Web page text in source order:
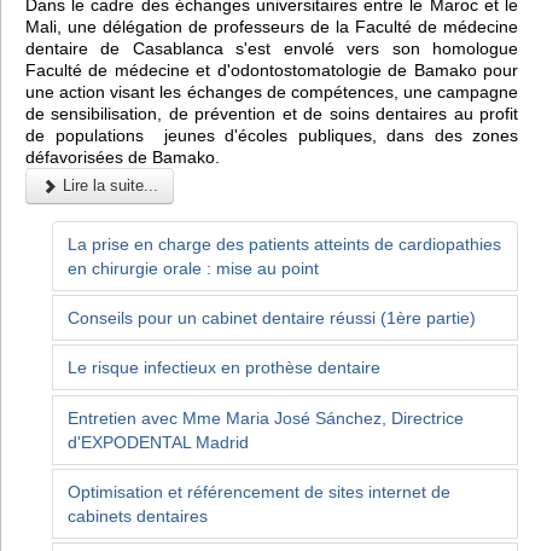
Dans le cadre des échanges universitaires entre le Maroc et le
Mali, une délégation de professeurs de la Faculté de médecine
dentaire de Casablanca s'est envolé vers son homologue
Faculté de médecine et d'odontostomatologie de Bamako pour
une action visant les échanges de compétences, une campagne
de sensibilisation, de prévention et de soins dentaires au profit
de populations jeunes d'écoles publiques, dans des zones
défavorisées de Bamako.
Lire la suite...
La prise en charge des patients atteints de cardiopathies
en chirurgie orale : mise au point
Conseils pour un cabinet dentaire réussi (1ère partie)
Le risque infectieux en prothèse dentaire
Entretien avec Mme Maria José Sánchez, Directrice
d'EXPODENTAL Madrid
Optimisation et référencement de sites internet de
cabinets dentaires